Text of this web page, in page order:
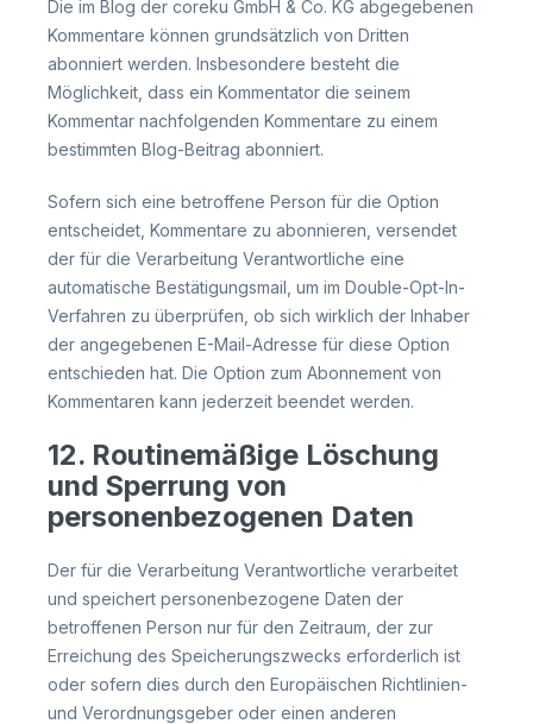
Die im Blog der coreku GmbH & Co. KG abgegebenen
Kommentare können grundsätzlich von Dritten
abonniert werden. Insbesondere besteht die
Möglichkeit, dass ein Kommentator die seinem
Kommentar nachfolgenden Kommentare zu einem
bestimmten Blog-Beitrag abonniert.
Sofern sich eine betroffene Person für die Option
entscheidet, Kommentare zu abonnieren, versendet
der für die Verarbeitung Verantwortliche eine
automatische Bestätigungsmail, um im Double-Opt-In-
Verfahren zu überprüfen, ob sich wirklich der Inhaber
der angegebenen E-Mail-Adresse für diese Option
entschieden hat. Die Option zum Abonnement von
Kommentaren kann jederzeit beendet werden.
12. Routinemäßige Löschung
und Sperrung von
personenbezogenen Daten
Der für die Verarbeitung Verantwortliche verarbeitet
und speichert personenbezogene Daten der
betroffenen Person nur für den Zeitraum, der zur
Erreichung des Speicherungszwecks erforderlich ist
oder sofern dies durch den Europäischen Richtlinien-
und Verordnungsgeber oder einen anderen